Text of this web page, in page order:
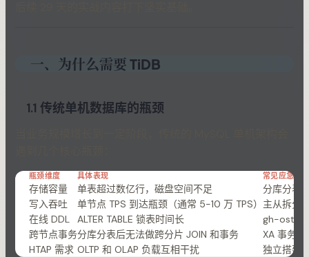
一、为什么需要 TiDB
1.1 传统单机数据库的瓶颈
瓶颈维度 具体表现 常见应急方
存储容量 单表超过数亿行，磁盘空间不足
分库分表
写入吞吐
单节点 TPS 到达瓶颈（通常 5-10 万 TPS） 主从拆分
在线 DDL
ALTER TABLE 锁表时间长
gh-ost /
跨节点事务分库分表后无法做跨分片 JOIN 和事务
XA 事务
HTAP 需求 OLTP 和 OLAP 负载互相干扰 独立搭建